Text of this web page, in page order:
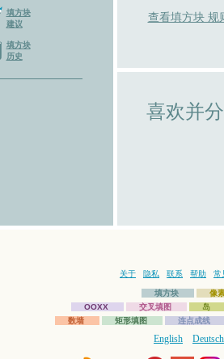
填方块
建议
填方块
历史
查看填方块 规
喜欢并
关于 隐私 联系 帮助 常
填方块
像
OOXX
交叉填图
岛
数墙
矩形填图 连点成线
English Deutsch